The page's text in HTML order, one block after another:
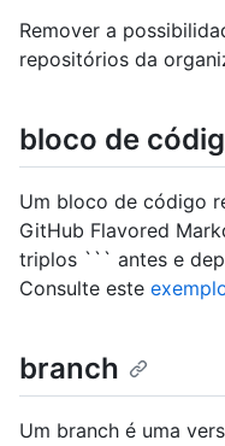
Remover a
repositórios da
bloco de
Um bloco de código
GitHub Flavored
triplos ``` antes e
Consulte este
branch
Um branch é uma